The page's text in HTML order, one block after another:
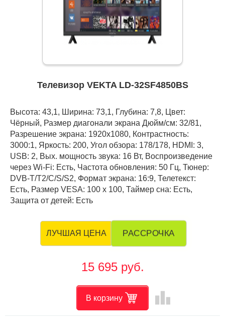
Телевизор VEKTA LD-32SF4850BS
Высота: 43,1, Ширина: 73,1, Глубина: 7,8, Цвет:
Чёрный, Размер диагонали экрана Дюйм/см: 32/81,
Разрешение экрана: 1920x1080, Контрастность:
3000:1, Яркость: 200, Угол обзора: 178/178, HDMI: 3,
USB: 2, Вых. мощность звука: 16 Вт, Воспроизведение
через Wi-Fi: Есть, Частота обновления: 50 Гц, Тюнер:
DVB-T/T2/C/S/S2, Формат экрана: 16:9, Телетекст:
Есть, Размер VESA: 100 х 100, Таймер сна: Есть,
Защита от детей: Есть
ЛУЧШАЯ ЦЕНА РАССРОЧКА
15 695 руб.
В корзину leaderboard